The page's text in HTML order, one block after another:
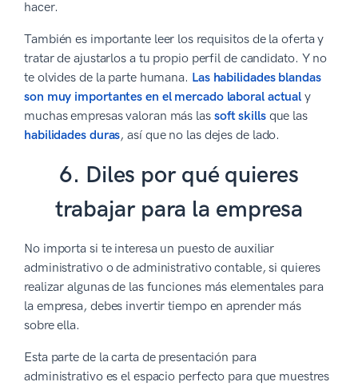
hacer.
También es importante leer los requisitos de la oferta y
tratar de ajustarlos a tu propio perfil de candidato. Y no
te olvides de la parte humana. Las habilidades blandas
son muy importantes en el mercado laboral actual y
muchas empresas valoran más las soft skillsque las
habilidades duras, así que no las dejes de lado.
6. Diles por qué quieres
trabajar para la empresa
No importa si te interesa un puesto de auxiliar
administrativo o de administrativo contable, si quieres
realizar algunas de las funciones más elementales para
la empresa, debes invertir tiempo en aprender más
sobre ella.
Esta parte de la carta de presentación para
administrativo es el espacio perfecto para que muestres